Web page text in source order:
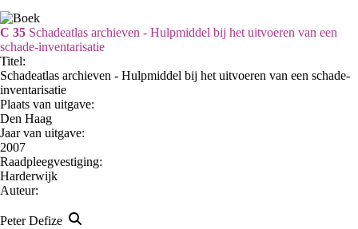
C 35 Schadeatlas archieven - Hulpmiddel bij het uitvoeren van een
schade-inventarisatie
Titel:
Schadeatlas archieven - Hulpmiddel bij het uitvoeren van een schade-
inventarisatie
Plaats van uitgave:
Den Haag
Jaar van uitgave:
2007
Raadpleegvestiging:
Harderwijk
Auteur:
Peter Defize